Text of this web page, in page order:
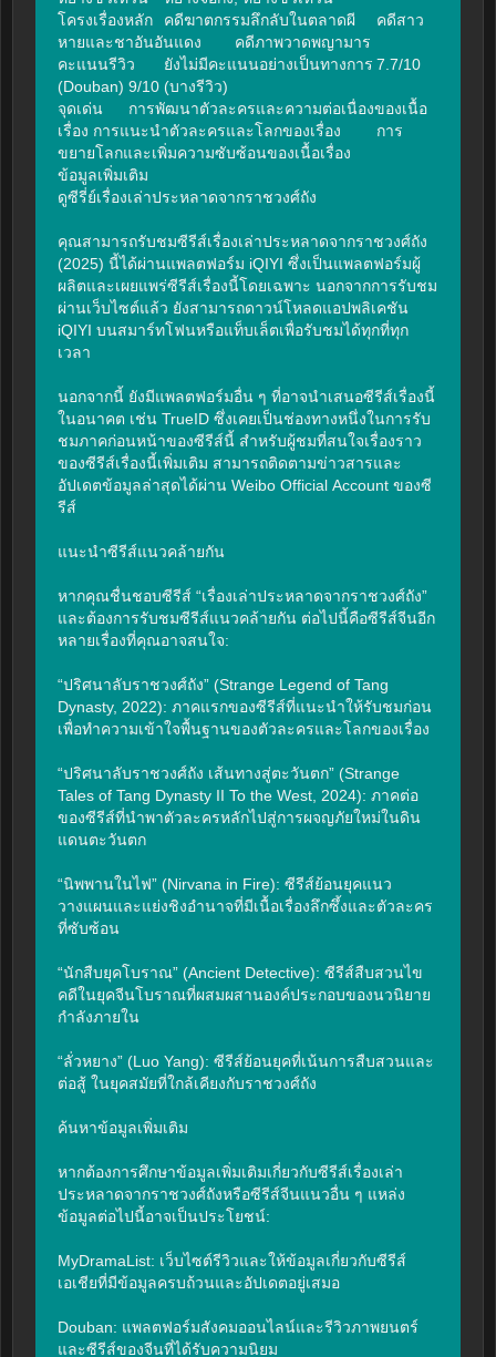
โครงเรื่องหลัก	คดีฆาตกรรมลึกลับในตลาดผี	คดีสาว
หายและชาอันอันแดง	คดีภาพวาดพญามาร
คะแนนรีวิว	ยังไม่มีคะแนนอย่างเป็นทางการ	7.7/10
(Douban)	9/10 (บางรีวิว)
จุดเด่น	การพัฒนาตัวละครและความต่อเนื่องของเนื้อ
เรื่อง	การแนะนำตัวละครและโลกของเรื่อง	การ
ขยายโลกและเพิ่มความซับซ้อนของเนื้อเรื่อง
ข้อมูลเพิ่มเติม
ดูซีรี่ย์เรื่องเล่าประหลาดจากราชวงศ์ถัง
คุณสามารถรับชมซีรีส์เรื่องเล่าประหลาดจากราชวงศ์ถัง
(2025) นี้ได้ผ่านแพลตฟอร์ม iQIYI ซึ่งเป็นแพลตฟอร์มผู้
ผลิตและเผยแพร่ซีรีส์เรื่องนี้โดยเฉพาะ นอกจากการรับชม
ผ่านเว็บไซต์แล้ว ยังสามารถดาวน์โหลดแอปพลิเคชัน
iQIYI บนสมาร์ทโฟนหรือแท็บเล็ตเพื่อรับชมได้ทุกที่ทุก
เวลา
นอกจากนี้ ยังมีแพลตฟอร์มอื่น ๆ ที่อาจนำเสนอซีรีส์เรื่องนี้
ในอนาคต เช่น TrueID ซึ่งเคยเป็นช่องทางหนึ่งในการรับ
ชมภาคก่อนหน้าของซีรีส์นี้ สำหรับผู้ชมที่สนใจเรื่องราว
ของซีรีส์เรื่องนี้เพิ่มเติม สามารถติดตามข่าวสารและ
อัปเดตข้อมูลล่าสุดได้ผ่าน Weibo Official Account ของซี
รีส์
แนะนำซีรีส์แนวคล้ายกัน
หากคุณชื่นชอบซีรีส์ “เรื่องเล่าประหลาดจากราชวงศ์ถัง”
และต้องการรับชมซีรีส์แนวคล้ายกัน ต่อไปนี้คือซีรีส์จีนอีก
หลายเรื่องที่คุณอาจสนใจ:
“ปริศนาลับราชวงศ์ถัง” (Strange Legend of Tang
Dynasty, 2022): ภาคแรกของซีรีส์ที่แนะนำให้รับชมก่อน
เพื่อทำความเข้าใจพื้นฐานของตัวละครและโลกของเรื่อง
“ปริศนาลับราชวงศ์ถัง เส้นทางสู่ตะวันตก” (Strange
Tales of Tang Dynasty II To the West, 2024): ภาคต่อ
ของซีรีส์ที่นำพาตัวละครหลักไปสู่การผจญภัยใหม่ในดิน
แดนตะวันตก
“นิพพานในไฟ” (Nirvana in Fire): ซีรีส์ย้อนยุคแนว
วางแผนและแย่งชิงอำนาจที่มีเนื้อเรื่องลึกซึ้งและตัวละคร
ที่ซับซ้อน
“นักสืบยุคโบราณ” (Ancient Detective): ซีรีส์สืบสวนไข
คดีในยุคจีนโบราณที่ผสมผสานองค์ประกอบของนวนิยาย
กำลังภายใน
“ลั่วหยาง” (Luo Yang): ซีรีส์ย้อนยุคที่เน้นการสืบสวนและ
ต่อสู้ ในยุคสมัยที่ใกล้เคียงกับราชวงศ์ถัง
ค้นหาข้อมูลเพิ่มเติม
หากต้องการศึกษาข้อมูลเพิ่มเติมเกี่ยวกับซีรีส์เรื่องเล่า
ประหลาดจากราชวงศ์ถังหรือซีรีส์จีนแนวอื่น ๆ แหล่ง
ข้อมูลต่อไปนี้อาจเป็นประโยชน์:
MyDramaList: เว็บไซต์รีวิวและให้ข้อมูลเกี่ยวกับซีรีส์
เอเชียที่มีข้อมูลครบถ้วนและอัปเดตอยู่เสมอ
Douban: แพลตฟอร์มสังคมออนไลน์และรีวิวภาพยนตร์
และซีรีส์ของจีนที่ได้รับความนิยม